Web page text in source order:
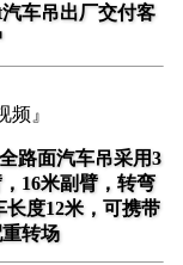
车吊出厂交付客
频』
路面汽车吊采用3
16米副臂，转弯
度12米，可携带
转场